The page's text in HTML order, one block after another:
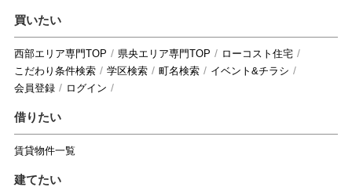
買いたい
西部エリア専門TOP 県央エリア専門TOP
ローコスト住宅
こだわり条件検索
学区検索 町名検索
イベント&チラシ
会員登録
ログイン
借りたい
賃貸物件一覧
建てたい